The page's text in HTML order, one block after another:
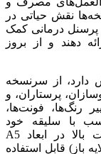
نقش حیاتی در
پرسنل درمانی کمک
دهند و از بروز
دارد، از سرنسخه
پرستاران، و
رنگ‌ها، فونت‌ها،
با سلیقه خود
شخصی‌سازی کنید. طرح‌های موجود باکیفیت بالا در ابعاد A5
باز) قابل استفاده